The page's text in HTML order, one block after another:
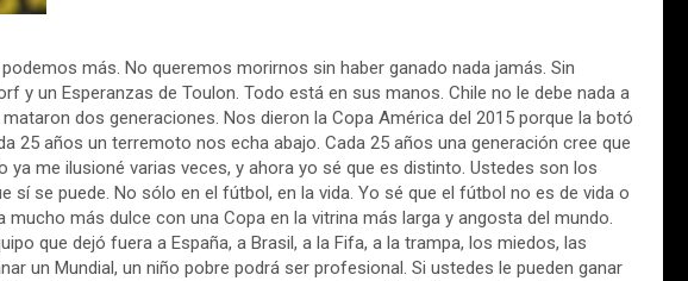
más. No queremos morirnos sin haber ganado nada jamás. Sin
y un Esperanzas de Toulon. Todo está en sus manos. Chile no le debe nada a
dos generaciones. Nos dieron la Copa América del 2015 porque la botó
25 años un terremoto nos echa abajo. Cada 25 años una generación cree que
me ilusioné varias veces, y ahora yo sé que es distinto. Ustedes son los
sí se puede. No sólo en el fútbol, en la vida. Yo sé que el fútbol no es de vida o
más dulce con una Copa en la vitrina más larga y angosta del mundo.
que dejó fuera a España, a Brasil, a la Fifa, a la trampa, los miedos, las
un Mundial, un niño pobre podrá ser profesional. Si ustedes le pueden ganar